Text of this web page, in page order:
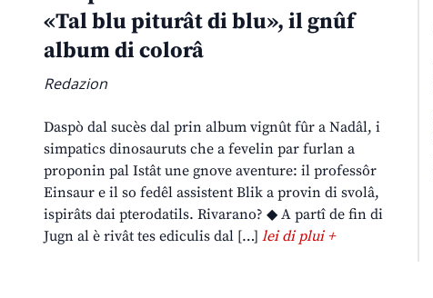
«Tal blu piturât di blu», il gnûf
album di colorâ
Redazion
Daspò dal sucès dal prin album vignût fûr a Nadâl, i
simpatics dinosauruts che a fevelin par furlan a
proponin pal Istât une gnove aventure: il professôr
Einsaur e il so fedêl assistent Blik a provin di svolâ,
ispirâts dai pterodatils. Rivarano? ◆ A partî de fin di
Jugn al è rivât tes ediculis dal […] lei di plui +